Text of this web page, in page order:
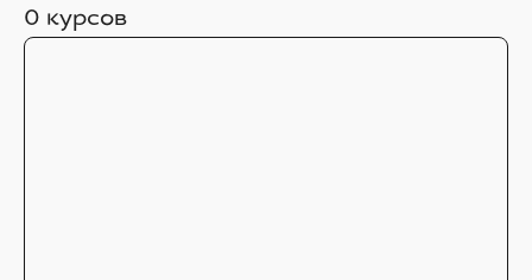
0 курсов